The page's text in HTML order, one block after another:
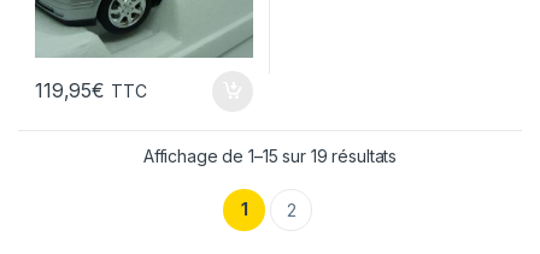
119,95€ TTC
Affichage de 1–15 sur 19 résultats
1 2